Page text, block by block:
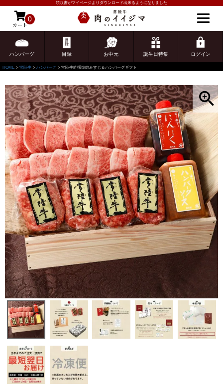
領収書がマイページよりダウンロード出来るようになりました
カート
0
ハンバーグ 目録 お中元 誕生日特集 ログイン
ゲスト 様こんにちは
ログイン
ご注文ガイド
配送・送料 食べ方からから探す
HOME 常陸牛 ハンバーグ 常陸牛吟撰焼肉みすじ＆ハンバーグギフト